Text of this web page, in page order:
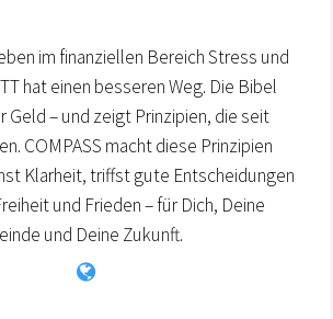
im finanziellen Bereich Stress und
hat einen besseren Weg. Die Bibel
Geld – und zeigt Prinzipien, die seit
COMPASS macht diese Prinzipien
Klarheit, triffst gute Entscheidungen
und Frieden – für Dich, Deine
und Deine Zukunft.